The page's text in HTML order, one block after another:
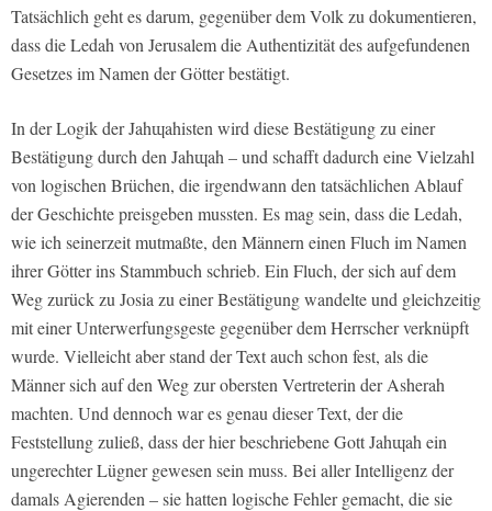
Tatsächlich geht es darum, gegenüber dem Volk zu dokumentieren,
dass die Ledah von Jerusalem die Authentizität des aufgefundenen
Gesetzes im Namen der Götter bestätigt.
In der Logik der Jahɰahisten wird diese Bestätigung zu einer
Bestätigung durch den Jahɰah – und schafft dadurch eine Vielzahl
von logischen Brüchen, die irgendwann den tatsächlichen Ablauf
der Geschichte preisgeben mussten. Es mag sein, dass die Ledah,
wie ich seinerzeit mutmaßte, den Männern einen Fluch im Namen
ihrer Götter ins Stammbuch schrieb. Ein Fluch, der sich auf dem
Weg zurück zu Josia zu einer Bestätigung wandelte und gleichzeitig
mit einer Unterwerfungsgeste gegenüber dem Herrscher verknüpft
wurde. Vielleicht aber stand der Text auch schon fest, als die
Männer sich auf den Weg zur obersten Vertreterin der Asherah
machten. Und dennoch war es genau dieser Text, der die
Feststellung zuließ, dass der hier beschriebene Gott Jahɰah ein
ungerechter Lügner gewesen sein muss. Bei aller Intelligenz der
damals Agierenden – sie hatten logische Fehler gemacht, die sie